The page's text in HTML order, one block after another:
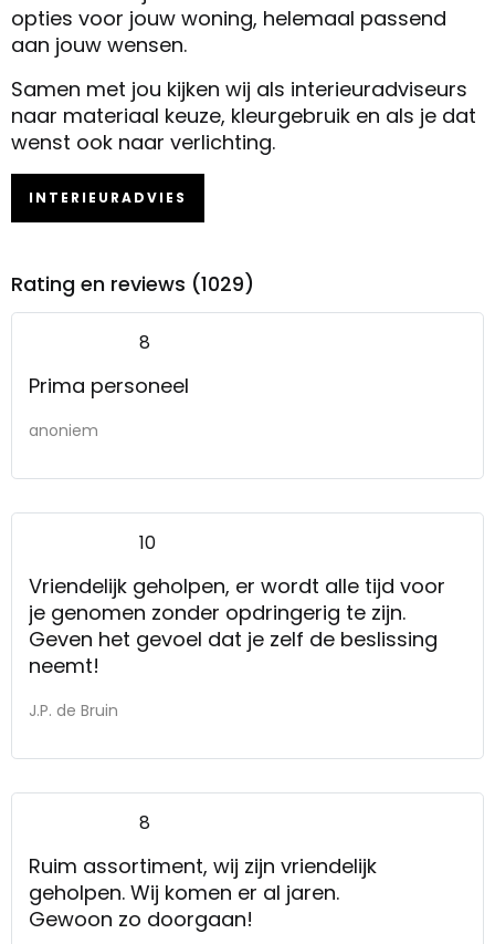
opties voor jouw woning, helemaal passend
aan jouw wensen.
Samen met jou kijken wij als interieuradviseurs
naar materiaal keuze, kleurgebruik en als je dat
wenst ook naar verlichting.
INTERIEURADVIES
Rating en reviews (1029)
8
Prima personeel
anoniem
10
Vriendelijk geholpen, er wordt alle tijd voor
je genomen zonder opdringerig te zijn.
Geven het gevoel dat je zelf de beslissing
neemt!
J.P. de Bruin
8
Ruim assortiment, wij zijn vriendelijk
geholpen. Wij komen er al jaren.
Gewoon zo doorgaan!